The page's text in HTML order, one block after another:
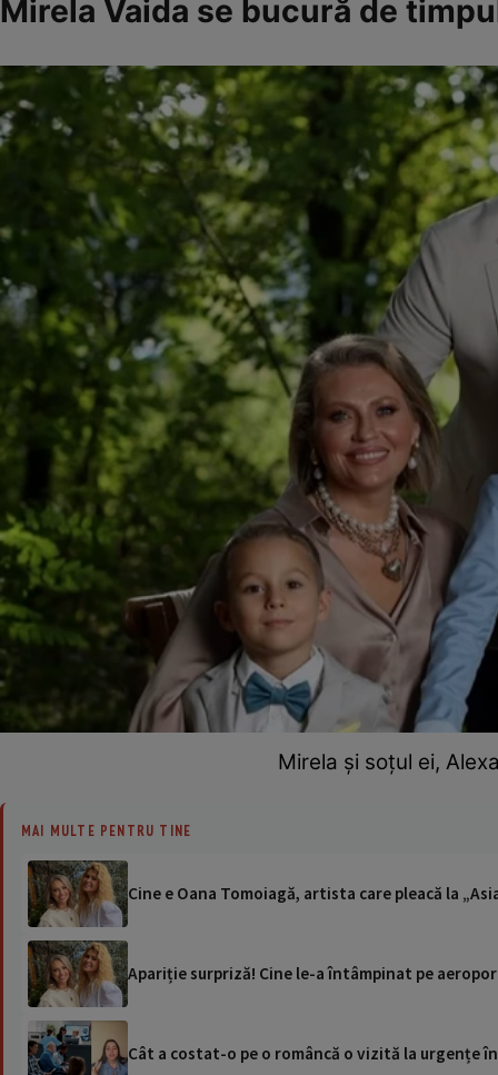
Mirela Vaida se bucură de
Mirela și soțul ei,
MAI MULTE PENTRU TINE
Cine e Oana Tomoiagă, artista care pleacă la
Apariție surpriză! Cine le-a întâmpinat pe
Cât a costat-o pe o româncă o vizită la urgențe